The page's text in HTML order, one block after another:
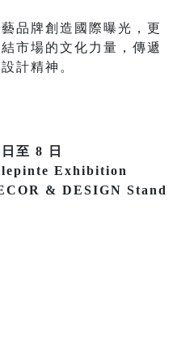
品牌創造國際曝光，更
市場的文化力量，傳遞
計精神。
至 8 日
Exhibition
& DESIGN Stand